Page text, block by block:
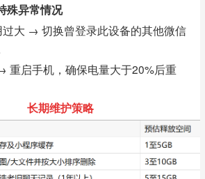
殊异常情况
过大 → 切换曾登录此设备的其他微信
重启手机，确保电量大于20%后重
长期维护策略